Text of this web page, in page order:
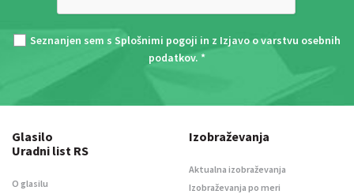
Seznanjen sem s Splošnimi pogoji in z Izjavo o varstvu osebnih
podatkov. *
Glasilo
Uradni list RS
O glasilu
Izobraževanja
Aktualna izobraževanja
Izobraževanja po meri